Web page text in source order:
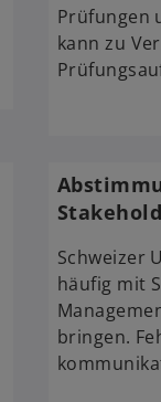
Prüfungen
kann zu
Schweizer
häufig mit
bringen.